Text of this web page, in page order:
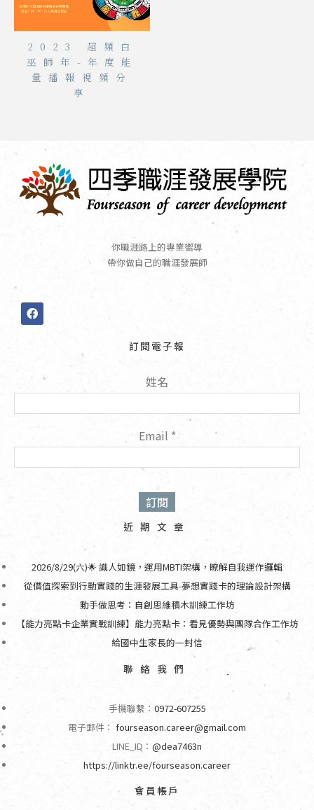
2023 超頻白
巫師年-年度能
量播報視頻分
享
你職涯路上的專業嚮導
帶你做自己的職涯發展師
F
a
c
訂閱電子報
姓名
Email *
近期文章
2026/8/29(六)🌟 識人如鏡，運用MBTI架構，瞭解自我運作邏輯
從價值探索到行動實踐的生涯發展工具-夢想實踐卡的理論設計架構
動手做思考：自創思維積木訓練工作坊
【能力亮點卡企業實戰訓練】能力亮點卡：看見優勢與團隊合作工作坊
給國中生家長的一封信
聯絡我們
手機聯繫： 0972-607255
電子郵件： fourseason.career@gmail.com
LINE_ID： @dea7463n
https://linktr.ee/fourseason.career
會員帳戶